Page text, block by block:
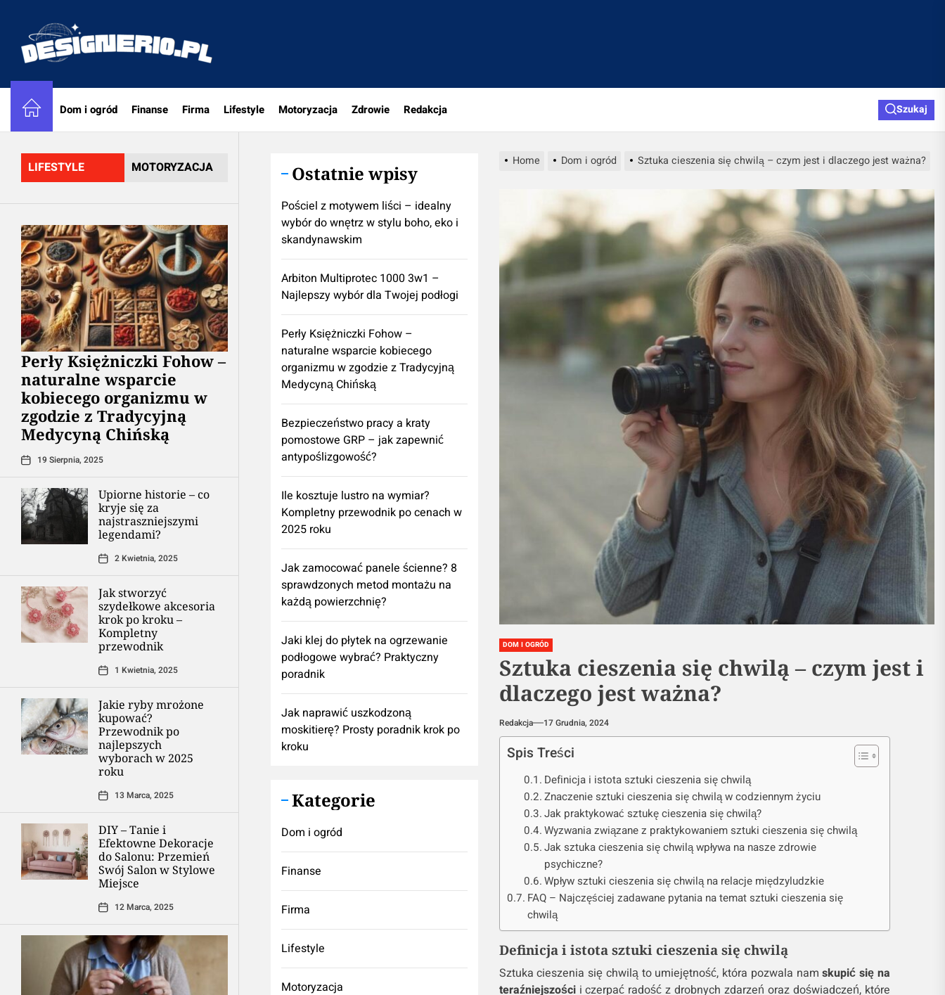
content
Dom i ogród Finanse Firma Lifestyle Motoryzacja Zdrowie Redakcja Szukaj
LIFESTYLE MOTORYZACJA
Perły Księżniczki Fohow –
naturalne wsparcie
kobiecego organizmu w
zgodzie z Tradycyjną
Medycyną Chińską
19 Sierpnia, 2025
Upiorne historie – co
kryje się za
najstraszniejszymi
legendami?
2 Kwietnia, 2025
Jak stworzyć
szydełkowe akcesoria
krok po kroku –
Kompletny
przewodnik
1 Kwietnia, 2025
Jakie ryby mrożone
kupować?
Przewodnik po
najlepszych
wyborach w 2025
roku
13 Marca, 2025
DIY – Tanie i
Efektowne Dekoracje
do Salonu: Przemień
Swój Salon w Stylowe
Miejsce
12 Marca, 2025
Home Dom i ogród Sztuka cieszenia się chwilą – czym jest i dlaczego jest ważna?
DOM I OGRÓD
Sztuka cieszenia się chwilą – czym jest i
dlaczego jest ważna?
Redakcja 17 Grudnia, 2024
Spis Treści
Definicja i istota sztuki cieszenia się chwilą
Znaczenie sztuki cieszenia się chwilą w codziennym życiu
Jak praktykować sztukę cieszenia się chwilą?
Wyzwania związane z praktykowaniem sztuki cieszenia się chwilą
Jak sztuka cieszenia się chwilą wpływa na nasze zdrowie
psychiczne?
Wpływ sztuki cieszenia się chwilą na relacje międzyludzkie
FAQ – Najczęściej zadawane pytania na temat sztuki cieszenia się
chwilą
Definicja i istota sztuki cieszenia się chwilą
Sztuka cieszenia się chwilą to umiejętność, która pozwala namskupić się na
teraźniejszościi czerpać radość z drobnych zdarzeń oraz doświadczeń, które
Ostatnie wpisy
Pościel z motywem liści – idealny
wybór do wnętrz w stylu boho, eko i
skandynawskim
Arbiton Multiprotec 1000 3w1 –
Najlepszy wybór dla Twojej podłogi
Perły Księżniczki Fohow –
naturalne wsparcie kobiecego
organizmu w zgodzie z Tradycyjną
Medycyną Chińską
Bezpieczeństwo pracy a kraty
pomostowe GRP – jak zapewnić
antypoślizgowość?
Ile kosztuje lustro na wymiar?
Kompletny przewodnik po cenach w
2025 roku
Jak zamocować panele ścienne? 8
sprawdzonych metod montażu na
każdą powierzchnię?
Jaki klej do płytek na ogrzewanie
podłogowe wybrać? Praktyczny
poradnik
Jak naprawić uszkodzoną
moskitierę? Prosty poradnik krok po
kroku
Kategorie
Dom i ogród
Finanse
Firma
Lifestyle
Motoryzacja